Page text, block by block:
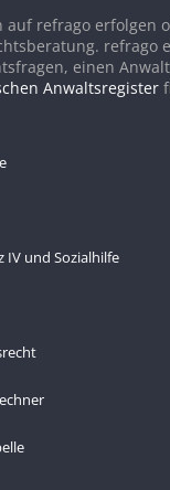
auf refrago erfolgen
refrago
einen
Anwaltsregister
IV und Sozialhilfe